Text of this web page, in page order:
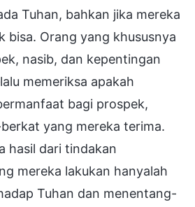
Tuhan, bahkan jika mereka
bisa. Orang yang khususnya
nasib, dan kepentingan
memeriksa apakah
bagi prospek,
yang mereka terima.
hasil dari tindakan
mereka lakukan hanyalah
Tuhan dan menentang-